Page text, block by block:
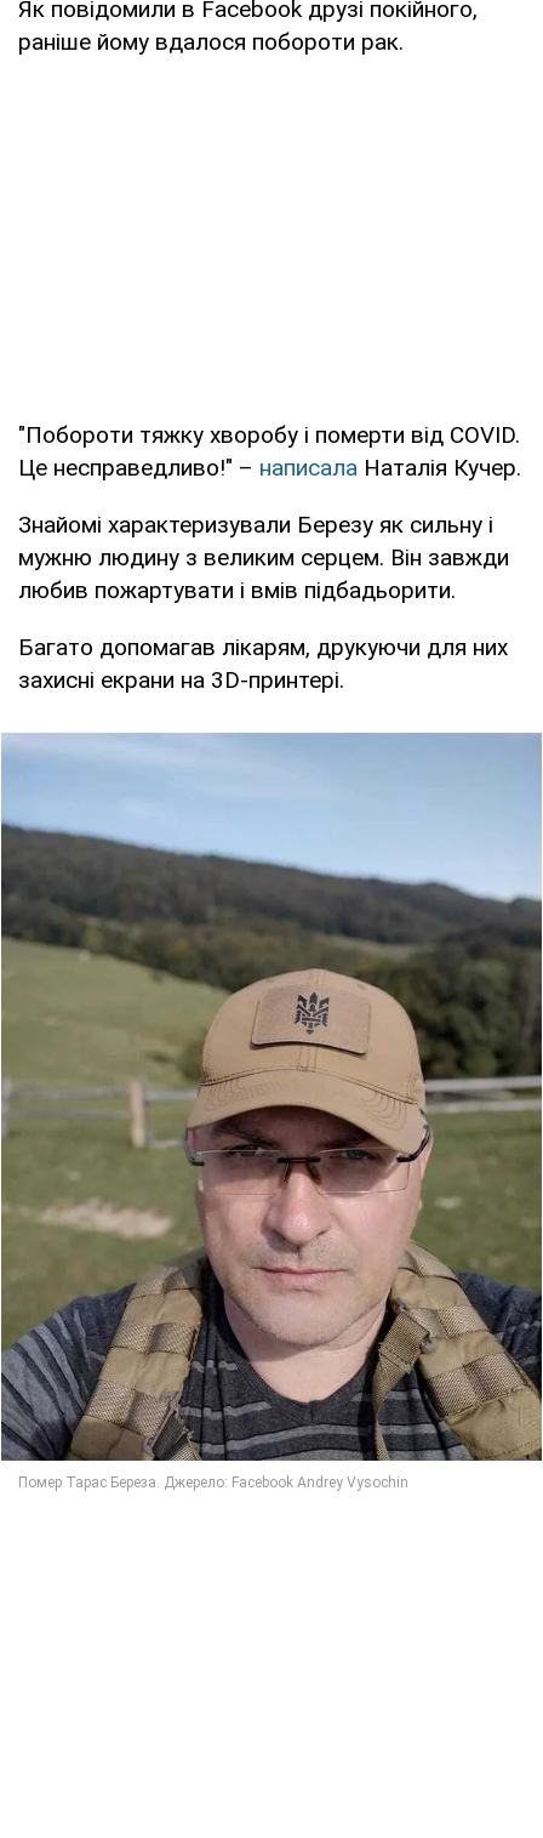
Як повідомили в Facebook друзі покійного,
раніше йому вдалося побороти рак.
"Побороти тяжку хворобу і померти від COVID.
Це несправедливо!" – написала Наталія Кучер.
Знайомі характеризували Березу як сильну і
мужню людину з великим серцем. Він завжди
любив пожартувати і вмів підбадьорити.
Багато допомагав лікарям, друкуючи для них
захисні екрани на 3D-принтері.